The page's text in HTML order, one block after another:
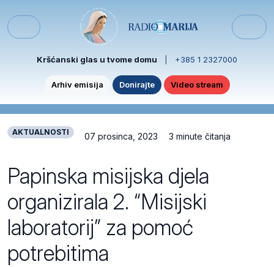
Menu
Kršćanski glas u tvome domu +385 1 2327000
Arhiv emisija Donirajte Video stream
AKTUALNOSTI 07 prosinca, 2023 3 minute čitanja
Papinska misijska djela
organizirala 2. “Misijski
laboratorij” za pomoć
potrebitima